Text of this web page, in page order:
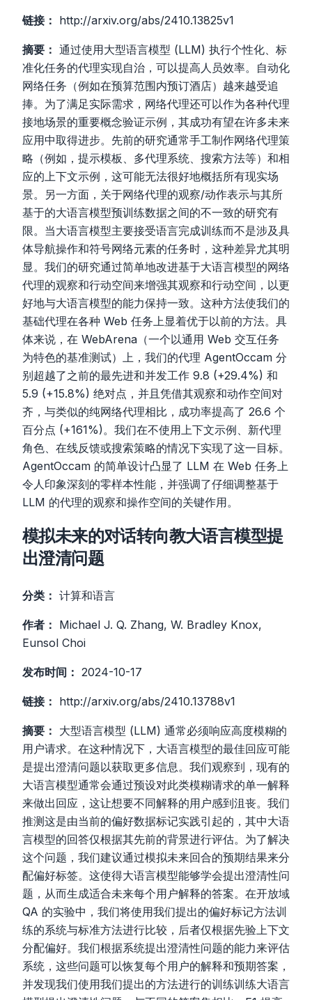
链接： http://arxiv.org/abs/2410.13825v1
摘要： 通过使用大型语言模型 (LLM) 执行个性化、标
准化任务的代理实现自治，可以提高人员效率。自动化
网络任务（例如在预算范围内预订酒店）越来越受追
捧。为了满足实际需求，网络代理还可以作为各种代理
接地场景的重要概念验证示例，其成功有望在许多未来
应用中取得进步。先前的研究通常手工制作网络代理策
略（例如，提示模板、多代理系统、搜索方法等）和相
应的上下文示例，这可能无法很好地概括所有现实场
景。另一方面，关于网络代理的观察/动作表示与其所
基于的大语言模型预训练数据之间的不一致的研究有
限。当大语言模型主要接受语言完成训练而不是涉及具
体导航操作和符号网络元素的任务时，这种差异尤其明
显。我们的研究通过简单地改进基于大语言模型的网络
代理的观察和行动空间来增强其观察和行动空间，以更
好地与大语言模型的能力保持一致。这种方法使我们的
基础代理在各种 Web 任务上显着优于以前的方法。具
体来说，在 WebArena（一个以通用 Web 交互任务
为特色的基准测试）上，我们的代理 AgentOccam 分
别超越了之前的最先进和并发工作 9.8 (+29.4%) 和
5.9 (+15.8%) 绝对点，并且凭借其观察和动作空间对
齐，与类似的纯网络代理相比，成功率提高了 26.6 个
百分点 (+161%)。我们在不使用上下文示例、新代理
角色、在线反馈或搜索策略的情况下实现了这一目标。
AgentOccam 的简单设计凸显了 LLM 在 Web 任务上
令人印象深刻的零样本性能，并强调了仔细调整基于
LLM 的代理的观察和操作空间的关键作用。
模拟未来的对话转向教大语言模型提
出澄清问题
分类： 计算和语言
作者： Michael J. Q. Zhang, W. Bradley Knox,
Eunsol Choi
发布时间： 2024-10-17
链接： http://arxiv.org/abs/2410.13788v1
摘要： 大型语言模型 (LLM) 通常必须响应高度模糊的
用户请求。在这种情况下，大语言模型的最佳回应可能
是提出澄清问题以获取更多信息。我们观察到，现有的
大语言模型通常会通过预设对此类模糊请求的单一解释
来做出回应，这让想要不同解释的用户感到沮丧。我们
推测这是由当前的偏好数据标记实践引起的，其中大语
言模型的回答仅根据其先前的背景进行评估。为了解决
这个问题，我们建议通过模拟未来回合的预期结果来分
配偏好标签。这使得大语言模型能够学会提出澄清性问
题，从而生成适合未来每个用户解释的答案。在开放域
QA 的实验中，我们将使用我们提出的偏好标记方法训
练的系统与标准方法进行比较，后者仅根据先验上下文
分配偏好。我们根据系统提出澄清性问题的能力来评估
系统，这些问题可以恢复每个用户的解释和预期答案，
并发现我们使用我们提出的方法进行的训练训练大语言